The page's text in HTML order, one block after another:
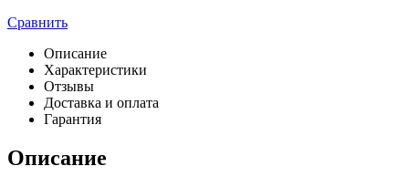
Сравнить
Описание
Характеристики
Отзывы
Доставка и оплата
Гарантия
Описание